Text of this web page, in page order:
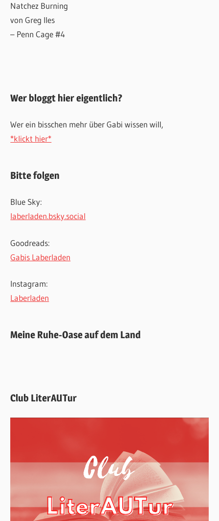
Natchez Burning
von Greg Iles
– Penn Cage #4
Wer bloggt hier eigentlich?
Wer ein bisschen mehr über Gabi wissen will,
*klickt hier*
Bitte folgen
Blue Sky:
laberladen.bsky.social
Goodreads:
Gabis Laberladen
Instagram:
Laberladen
Meine Ruhe-Oase auf dem Land
Club LiterAUTur